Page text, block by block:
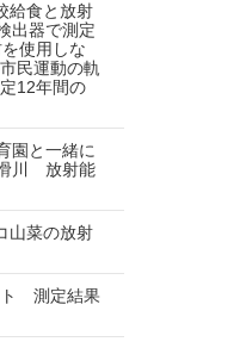
給食と放射
出器で測定
使用しな
民運動の軌
12年間の
園と一緒に
川 放射能
山菜の放射
ト 測定結果